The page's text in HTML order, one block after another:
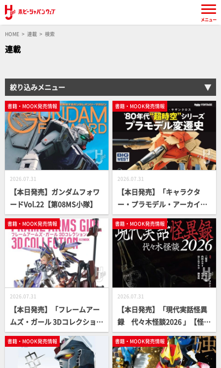
HOME 連載 検索
連載
絞り込みメニュー
書籍・MOOK発売情報
2026.07.31
【本日発売】ガンダムフォワ
ードVol.22【第08MS小隊】
書籍・MOOK発売情報
2026.07.31
【本日発売】「キャラクタ
ー・プラモデル・アーカイブ
Vol.002」【超時空シリーズ】
書籍・MOOK発売情報
2026.07.31
【本日発売】「フレームアー
ムズ・ガール 3Dコレクショ
ン」【FAガール】
書籍・MOOK発売情報
2026.07.31
【本日発売】「現代実話怪異
録 代々木怪談2026 」【怪談
アンソロジー】
書籍・MOOK発売情報 書籍・MOOK発売情報
メニュー